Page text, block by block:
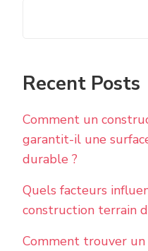
Recent Posts
Comment un
garantit-il une
durable ?
Quels facteurs
construction terrain
Comment trouver un